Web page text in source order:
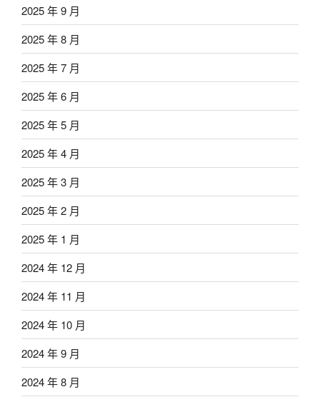
2025 年 9 月
2025 年 8 月
2025 年 7 月
2025 年 6 月
2025 年 5 月
2025 年 4 月
2025 年 3 月
2025 年 2 月
2025 年 1 月
2024 年 12 月
2024 年 11 月
2024 年 10 月
2024 年 9 月
2024 年 8 月